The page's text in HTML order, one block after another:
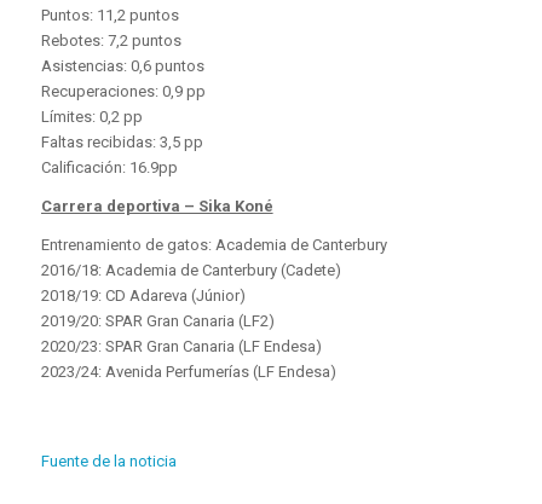
Puntos: 11,2 puntos
Rebotes: 7,2 puntos
Asistencias: 0,6 puntos
Recuperaciones: 0,9 pp
Límites: 0,2 pp
Faltas recibidas: 3,5 pp
Calificación: 16.9pp
Carrera deportiva – Sika Koné
Entrenamiento de gatos: Academia de Canterbury
2016/18: Academia de Canterbury (Cadete)
2018/19: CD Adareva (Júnior)
2019/20: SPAR Gran Canaria (LF2)
2020/23: SPAR Gran Canaria (LF Endesa)
2023/24: Avenida Perfumerías (LF Endesa)
Fuente de la noticia